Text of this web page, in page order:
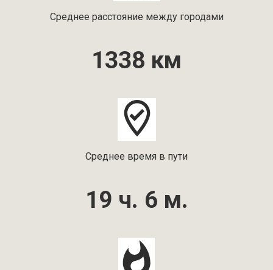
Среднее расстояние между городами
1338 км
Среднее время в пути
19 ч. 6 м.